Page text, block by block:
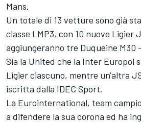
Mans.
Un totale di 13 vetture sono già
classe LMP3, con 10 nuove Ligier
aggiungeranno tre Duqueine M30
Sia la United che la Inter Europol
Ligier ciascuno, mentre un'altra
iscritta dalla IDEC Sport.
La Eurointernational, team
a difendere la sua corona ed ha